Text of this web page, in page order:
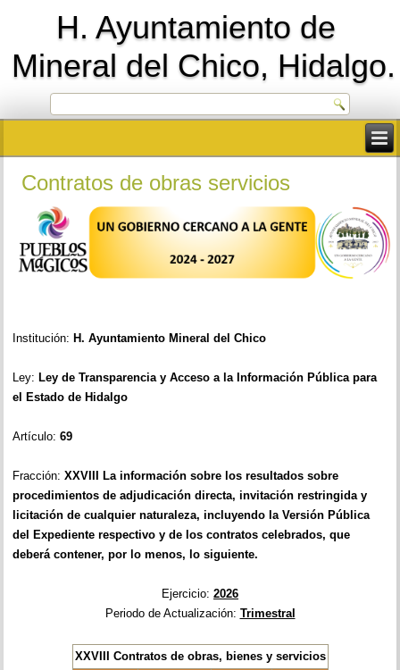
H. Ayuntamiento de
Mineral del Chico, Hidalgo.
Contratos de obras servicios
Institución: H. Ayuntamiento Mineral del Chico
Ley: Ley de Transparencia y Acceso a la Información Pública para
el Estado de Hidalgo
Artículo:69
Fracción:XXVIII
La información sobre los resultados sobre
procedimientos de adjudicación directa, invitación restringida y
licitación de cualquier naturaleza, incluyendo la Versión Pública
del Expediente respectivo y de los contratos celebrados, que
deberá contener, por lo menos, lo siguiente.
Ejercicio: 2026
Periodo de Actualización: Trimestral
XXVIII Contratos de obras, bienes y servicios